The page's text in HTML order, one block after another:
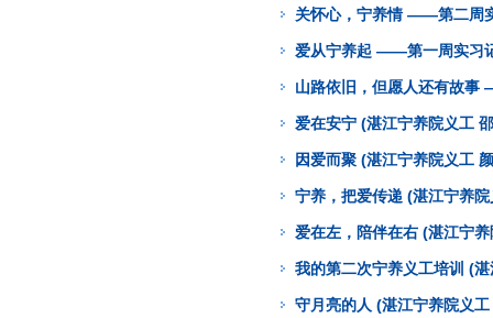
关怀心，宁养情 ——第二周
爱从宁养起 ——第一周实习
山路依旧，但愿人还有故事
爱在安宁 (湛江宁养院义工
因爱而聚 (湛江宁养院义工
宁养，把爱传递 (湛江宁养
爱在左，陪伴在右 (湛江宁
我的第二次宁养义工培训 (
守月亮的人 (湛江宁养院义